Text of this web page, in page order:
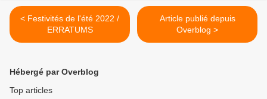
< Festivités de l'été 2022 /
ERRATUMS
Article publié depuis
Overblog >
Hébergé par Overblog
Top articles